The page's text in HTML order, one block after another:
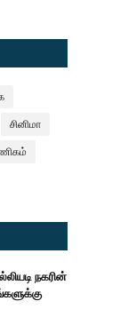
சினிமா
நகரின்